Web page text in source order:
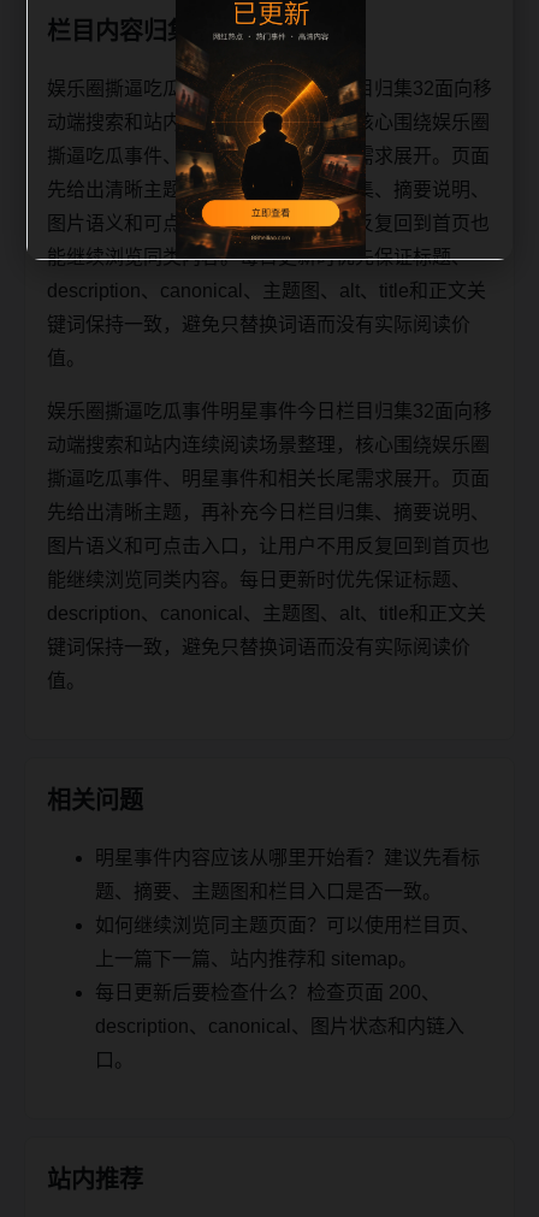
栏目内容归集
娱乐圈撕逼吃瓜事件明星事件今日栏目归集32面向移
动端搜索和站内连续阅读场景整理，核心围绕娱乐圈
撕逼吃瓜事件、明星事件和相关长尾需求展开。页面
先给出清晰主题，再补充今日栏目归集、摘要说明、
图片语义和可点击入口，让用户不用反复回到首页也
能继续浏览同类内容。每日更新时优先保证标题、
description、canonical、主题图、alt、title和正文关
键词保持一致，避免只替换词语而没有实际阅读价
值。
娱乐圈撕逼吃瓜事件明星事件今日栏目归集32面向移
动端搜索和站内连续阅读场景整理，核心围绕娱乐圈
撕逼吃瓜事件、明星事件和相关长尾需求展开。页面
先给出清晰主题，再补充今日栏目归集、摘要说明、
图片语义和可点击入口，让用户不用反复回到首页也
能继续浏览同类内容。每日更新时优先保证标题、
description、canonical、主题图、alt、title和正文关
键词保持一致，避免只替换词语而没有实际阅读价
值。
相关问题
明星事件内容应该从哪里开始看？建议先看标
题、摘要、主题图和栏目入口是否一致。
如何继续浏览同主题页面？可以使用栏目页、
上一篇下一篇、站内推荐和 sitemap。
每日更新后要检查什么？检查页面 200、
description、canonical、图片状态和内链入
口。
站内推荐